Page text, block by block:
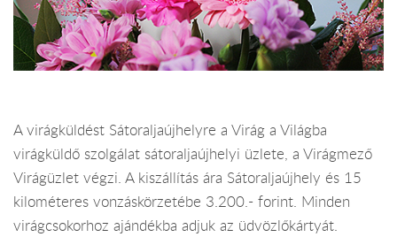
A virágküldést Sátoraljaújhelyre a Virág a Világba
virágküldő szolgálat sátoraljaújhelyi üzlete, a Virágmező
Virágüzlet végzi. A kiszállítás ára Sátoraljaújhely és 15
kilométeres vonzáskörzetébe 3.200.- forint. Minden
virágcsokorhoz ajándékba adjuk az üdvözlőkártyát.